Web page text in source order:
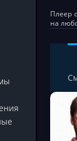
Плеер с
на